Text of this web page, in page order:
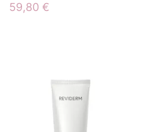
59,80 €